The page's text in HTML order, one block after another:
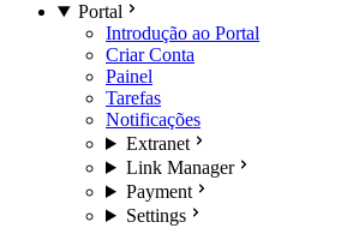
Portal
Introdução ao Portal
Criar Conta
Painel
Tarefas
Notificações
Extranet
Link Manager
Payment
Settings